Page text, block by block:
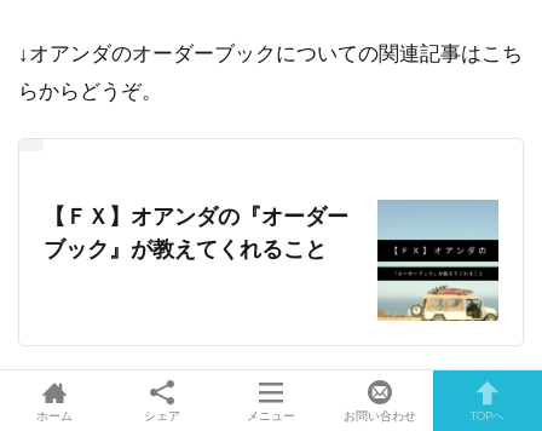
↓オアンダのオーダーブックについての関連記事はこち
らからどうぞ。
【ＦＸ】オアンダの『オーダー
ブック』が教えてくれること
ホーム シェア メニュー お問い合わせ TOPへ